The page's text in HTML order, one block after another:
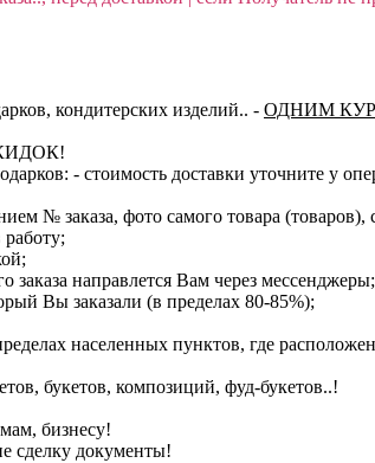
кондитерских изделий.. - ОДНИМ
- стоимость доставки уточните у
№ заказа, фото самого товара
заказа направлется Вам через мессенджеры;
Вы заказали (в пределах 80-85%);
населенных пунктов, где
букетов, композиций, фуд-букетов..!
бизнесу!
сделку документы!